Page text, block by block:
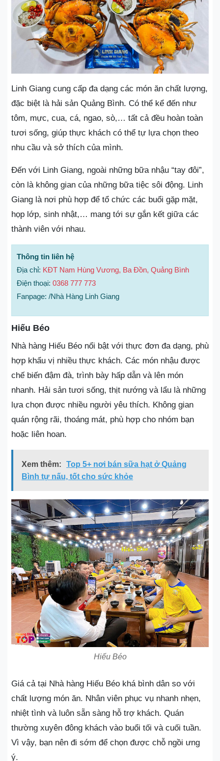
Linh Giang cung cấp đa dạng các món ăn chất lượng,
đặc biệt là hải sản Quảng Bình. Có thể kể đến như
tôm, mực, cua, cá, ngao, sò,… tất cả đều hoàn toàn
tươi sống, giúp thực khách có thể tự lựa chọn theo
nhu cầu và sở thích của mình.
Đến với Linh Giang, ngoài những bữa nhậu “tay đôi”,
còn là không gian của những bữa tiệc sôi động. Linh
Giang là nơi phù hợp để tổ chức các buổi gặp mặt,
họp lớp, sinh nhật,… mang tới sự gắn kết giữa các
thành viên với nhau.
Thông tin liên hệ
Địa chỉ: KĐT Nam Hùng Vương, Ba Đồn, Quảng Bình
Điện thoại: 0368 777 773
Fanpage: /Nhà Hàng Linh Giang
Hiếu Béo
Nhà hàng Hiếu Béo nổi bật với thực đơn đa dạng, phù
hợp khẩu vị nhiều thực khách. Các món nhậu được
chế biến đậm đà, trình bày hấp dẫn và lên món
nhanh. Hải sản tươi sống, thịt nướng và lẩu là những
lựa chọn được nhiều người yêu thích. Không gian
quán rộng rãi, thoáng mát, phù hợp cho nhóm bạn
hoặc liên hoan.
Xem thêm:
Top 5+ nơi bán sữa hạt ở Quảng
Bình tự nấu, tốt cho sức khỏe
Hiếu Béo
Giá cả tại Nhà hàng Hiếu Béo khá bình dân so với
chất lượng món ăn. Nhân viên phục vụ nhanh nhẹn,
nhiệt tình và luôn sẵn sàng hỗ trợ khách. Quán
thường xuyên đông khách vào buổi tối và cuối tuần.
Vì vậy, bạn nên đi sớm để chọn được chỗ ngồi ưng
ý.